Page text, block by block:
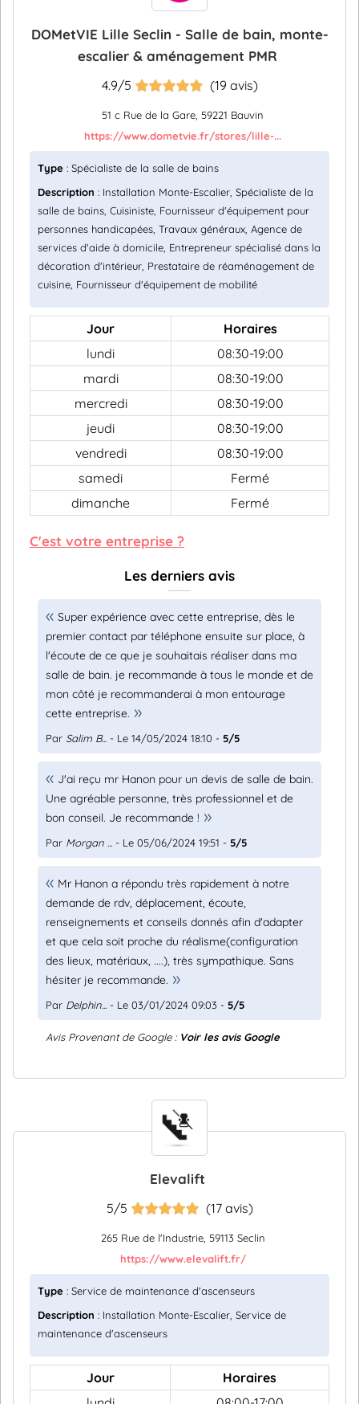
DOMetVIE Lille Seclin - Salle de bain, monte-
escalier & aménagement PMR
4.9/5 (19 avis)
51 c Rue de la Gare, 59221 Bauvin
https://www.dometvie.fr/stores/lille-...
Type : Spécialiste de la salle de bains
Description : Installation Monte-Escalier, Spécialiste de la
salle de bains, Cuisiniste, Fournisseur d'équipement pour
personnes handicapées, Travaux généraux, Agence de
services d'aide à domicile, Entrepreneur spécialisé dans la
décoration d'intérieur, Prestataire de réaménagement de
cuisine, Fournisseur d'équipement de mobilité
Jour
Horaires
lundi
08:30-19:00
mardi
08:30-19:00
mercredi
08:30-19:00
jeudi
08:30-19:00
vendredi
08:30-19:00
samedi
Fermé
dimanche
Fermé
C'est votre entreprise ?
Les derniers avis
Super expérience avec cette entreprise, dès le
premier contact par téléphone ensuite sur place, à
l'écoute de ce que je souhaitais réaliser dans ma
salle de bain. je recommande à tous le monde et de
mon côté je recommanderai à mon entourage
cette entreprise.
Par Salim B... - Le 14/05/2024 18:10 - 5/5
J'ai reçu mr Hanon pour un devis de salle de bain.
Une agréable personne, très professionnel et de
bon conseil. Je recommande !
Par Morgan ... - Le 05/06/2024 19:51 - 5/5
Mr Hanon a répondu très rapidement à notre
demande de rdv, déplacement, écoute,
renseignements et conseils donnés afin d'adapter
et que cela soit proche du réalisme(configuration
des lieux, matériaux, ....), très sympathique. Sans
hésiter je recommande.
Par Delphin... - Le 03/01/2024 09:03 - 5/5
Avis Provenant de Google : Voir les avis Google
Elevalift
5/5 (17 avis)
265 Rue de l'Industrie, 59113 Seclin
https://www.elevalift.fr/
Type : Service de maintenance d'ascenseurs
Description : Installation Monte-Escalier, Service de
maintenance d'ascenseurs
Jour
Horaires